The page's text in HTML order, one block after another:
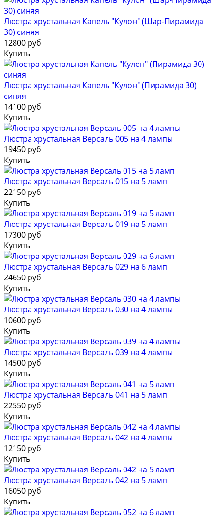
Люстра хрустальная Капель "Кулон" (Шар-Пирамида
30) синяя
12800 руб
Купить
Люстра хрустальная Капель "Кулон" (Пирамида 30)
синяя
14100 руб
Купить
Люстра хрустальная Версаль 005 на 4 лампы
19450 руб
Купить
Люстра хрустальная Версаль 015 на 5 ламп
22150 руб
Купить
Люстра хрустальная Версаль 019 на 5 ламп
17300 руб
Купить
Люстра хрустальная Версаль 029 на 6 ламп
24650 руб
Купить
Люстра хрустальная Версаль 030 на 4 лампы
10600 руб
Купить
Люстра хрустальная Версаль 039 на 4 лампы
14500 руб
Купить
Люстра хрустальная Версаль 041 на 5 ламп
22550 руб
Купить
Люстра хрустальная Версаль 042 на 4 лампы
12150 руб
Купить
Люстра хрустальная Версаль 042 на 5 ламп
16050 руб
Купить